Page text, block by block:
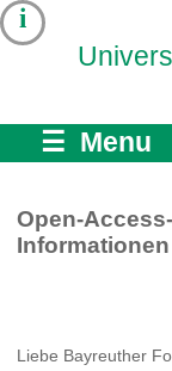
i
☰ Menu
Open-
Liebe Bayreuther